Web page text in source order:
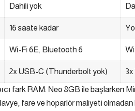
Dahili yok
16 saate kadar
Wi-Fi 6E, Bluetooth 6
2x USB-C (Thunderbolt yok)
fark RAM: Neo 8GB ile başlarken
fare ve hoparlör maliyeti olmadan